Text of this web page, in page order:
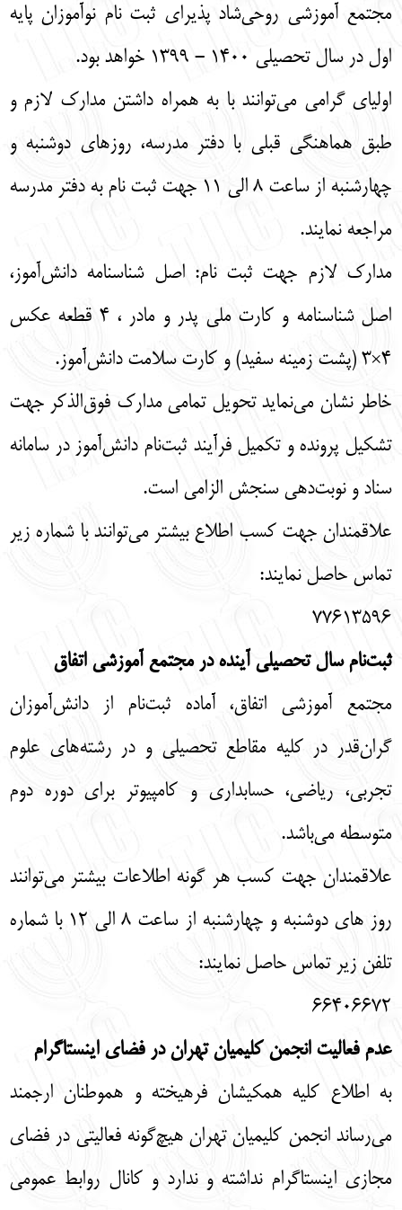
مجتمع آموزشی روحی‌شاد پذیرای ثبت نام نوآموزان پایه
اول در سال تحصیلی ۱۴۰۰ - ۱۳۹۹ خواهد بود.
اولیای گرامی می‌توانند با به همراه داشتن مدارک لازم و
طبق هماهنگی قبلی با دفتر مدرسه، روزهای دوشنبه و
چهارشنبه از ساعت ۸ الی ۱۱ جهت ثبت نام به دفتر مدرسه
مراجعه نمایند.
مدارک لازم جهت ثبت نام: اصل شناسنامه دانش‌آموز،
اصل شناسنامه و کارت ملی پدر و مادر ، ۴ قطعه عکس
۴×۳ (پشت زمینه سفید) و کارت سلامت دانش‌آموز.
خاطر نشان می‌نماید تحویل تمامی مدارک فوق‌الذکر جهت
تشکیل پرونده و تکمیل فرآیند ثبت‌نام دانش‌آموز در سامانه
سناد و نوبت‌دهی سنجش الزامی است.
علاقمندان جهت کسب اطلاع بیشتر می‌توانند با شماره زیر
تماس حاصل نمایند:
۷۷۶۱۳۵۹۶
ثبت‌نام سال تحصیلی آینده در مجتمع آموزشی اتفاق
مجتمع آموزشی اتفاق، آماده ثبت‌نام از دانش‌آموزان
گران‌قدر در کلیه مقاطع تحصیلی و در رشته‌های علوم
تجربی، ریاضی، حسابداری و کامپیوتر برای دوره دوم
متوسطه می‌باشد.
علاقمندان جهت کسب هر گونه اطلاعات بیشتر می‌توانند
روز های دوشنبه و چهارشنبه از ساعت ۸ الی ۱۲ با شماره
تلفن زیر تماس حاصل نمایند:
۶۶۴۰۶۶۷۲
عدم فعالیت انجمن کلیمیان تهران در فضای اینستاگرام
به اطلاع کلیه همکیشان فرهیخته و هموطنان ارجمند
می‌رساند انجمن کلیمیان تهران هیچ‌گونه فعالیتی در فضای
مجازی اینستاگرام نداشته و ندارد و کانال روابط عمومی